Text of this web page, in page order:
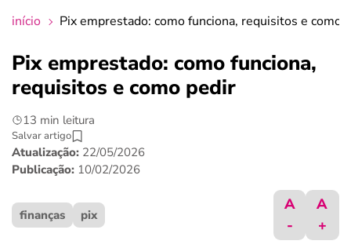
crédito fácil
últimas notícias
ferramentas
início Pix emprestado: como funciona, requisitos e como
Pix emprestado: como funciona,
requisitos e como pedir
13 min leitura
Salvar artigo
Atualização: 22/05/2026
Publicação: 10/02/2026
finanças pix
A
-
A
+